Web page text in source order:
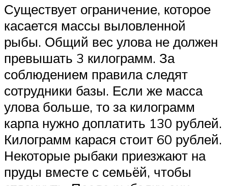
Существует ограничение, которое
касается массы выловленной
рыбы. Общий вес улова не должен
превышать 3 килограмм. За
соблюдением правила следят
сотрудники базы. Если же масса
улова больше, то за килограмм
карпа нужно доплатить 130 рублей.
Килограмм карася стоит 60 рублей.
Некоторые рыбаки приезжают на
пруды вместе с семьёй, чтобы